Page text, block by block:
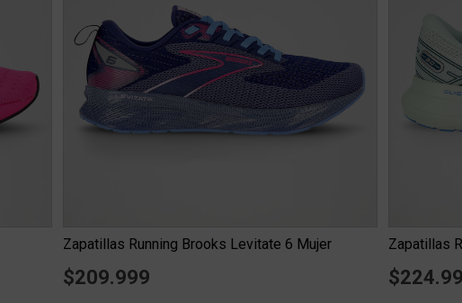
Zapatillas Running Brooks Levitate 6 Mujer
$209.999
Zapatillas